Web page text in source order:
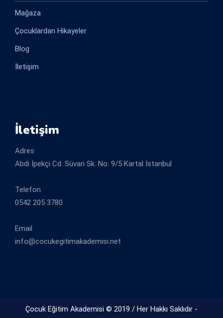
Mağaza
Çocuklardan Hikayeler
Blog
İletişim
İletişim
Adres
Abdi İpekçi Cd. Süvari Sk. No: 9/5 Kartal İstanbul
Telefon
0542 205 3780
Email
info@cocukegitimakademisi.net
Çocuk Eğitim Akademisi © 2019 / Her Hakkı Saklıdır -